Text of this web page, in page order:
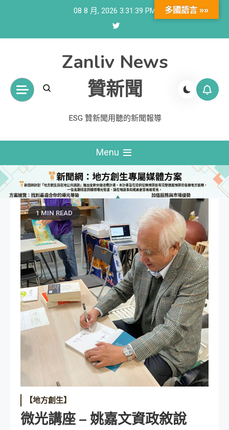
08 8 月, 2026 3:31:41 PM
Zanliv News
贊新聞
ESG 贊新聞用聽的新聞報導
Menu
1 MIN READ
【地方創生】
微光講座 – 姚嘉文資政敘說
多國語言 »»